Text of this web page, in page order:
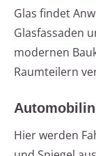
Glas findet
Glasfassaden
modernen
Raumteilern
Hier werden